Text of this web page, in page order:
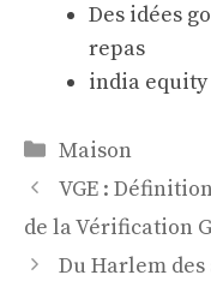
Des idées
repas
india
Catégories
Maison
VGE :
de la Vérification
Du Harlem des